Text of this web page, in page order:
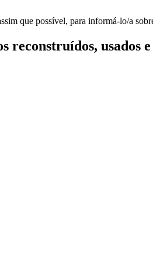
que possível, para informá-lo/a
reconstruídos, usados e